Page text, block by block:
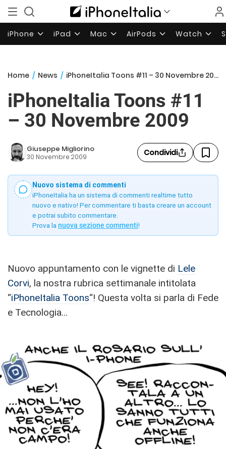
iPhone iPad Mac AirPods Watch
Home / News / iPhoneItalia Toons #11 – 30 Novembre 2009
iPhoneItalia Toons #11
– 30 Novembre 2009
Giuseppe Migliorino
30 Novembre 2009 Condividi
Nuovo sistema di commenti
iPhoneItalia ha un sistema di commenti realtime tutto
nuovo e nativo! Per commentare ti basta creare un account
e potrai subito commentare.
Prova la nuova sezione commenti!
Nuovo appuntamento con le vignette di Lele
Corvi, la nostra rubrica settimanale intitolata
“iPhoneItalia Toons“! Questa volta si parla di Fede
e Tecnologia…